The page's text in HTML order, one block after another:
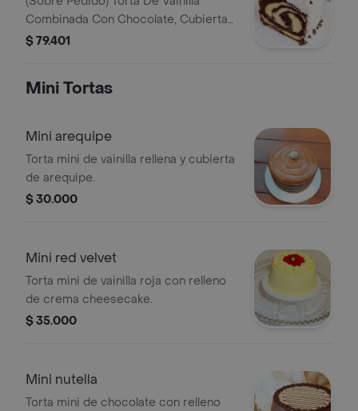
Combinada Con Chocolate, Cubierta
Con Crema Merengue Clasico Y
$ 79.401
Mini Tortas
Mini arequipe
Torta mini de vainilla rellena y cubierta
de arequipe.
$ 30.000
Mini red velvet
Torta mini de vainilla roja con relleno
de crema cheesecake.
$ 35.000
Mini nutella
Torta mini de chocolate con relleno